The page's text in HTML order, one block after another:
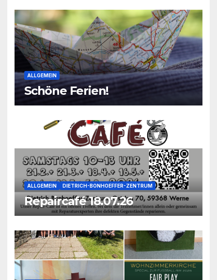
ALLGEMEIN
Schöne Ferien!
ALLGEMEIN DIETRICH-BONHOEFFER-ZENTRUM
Repaircafé 18.07.26